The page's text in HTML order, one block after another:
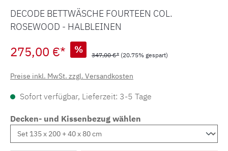
DECODE BETTWÄSCHE FOURTEEN COL.
ROSEWOOD - HALBLEINEN
275,00 €* % 347,00 €* (20.75% gespart)
Preise inkl. MwSt. zzgl. Versandkosten
Sofort verfügbar, Lieferzeit: 3-5 Tage
Decken- und Kissenbezug wählen